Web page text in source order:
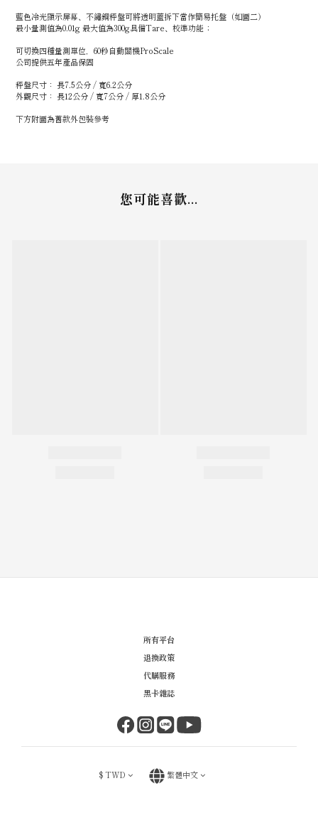
藍色冷光顯示屏幕、不鏽鋼秤盤可將透明蓋拆下當作簡易托盤（如圖二）
最小量測值為0.01g 最大值為300g具備Tare、校準功能；
可切換四種量測單位，60秒自動關機ProScale
公司提供五年產品保固
秤盤尺寸： 長7.5公分 / 寬6.2公分
外觀尺寸： 長12公分 / 寬7公分 / 厚1.8公分
下方附圖為舊款外包裝參考
您可能喜歡...
所有平台
退換政策
代購服務
黑卡雜誌
$TWD 繁體中文